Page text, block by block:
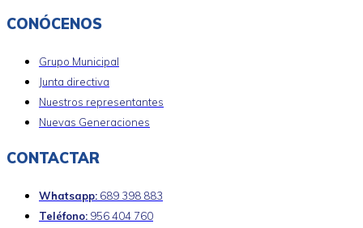
CONÓCENOS
Grupo Municipal
Junta directiva
Nuestros representantes
Nuevas Generaciones
CONTACTAR
Whatsapp: 689 398 883
Teléfono: 956 404 760